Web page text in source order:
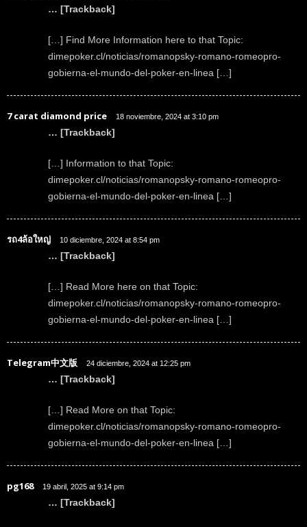
… [Trackback]
[…] Find More Information here to that Topic:
dimepoker.cl/noticias/romanopsky-romano-romeopro-
gobierna-el-mundo-del-poker-en-linea […]
7 carat diamond price 18 noviembre, 2024 at 3:10 pm
… [Trackback]
[…] Information to that Topic:
dimepoker.cl/noticias/romanopsky-romano-romeopro-
gobierna-el-mundo-del-poker-en-linea […]
รถ4ล้อใหญ่ 10 diciembre, 2024 at 8:54 pm
… [Trackback]
[…] Read More here on that Topic:
dimepoker.cl/noticias/romanopsky-romano-romeopro-
gobierna-el-mundo-del-poker-en-linea […]
Telegram中文版 24 diciembre, 2024 at 12:25 pm
… [Trackback]
[…] Read More on that Topic:
dimepoker.cl/noticias/romanopsky-romano-romeopro-
gobierna-el-mundo-del-poker-en-linea […]
pg168 19 abril, 2025 at 9:14 pm
… [Trackback]